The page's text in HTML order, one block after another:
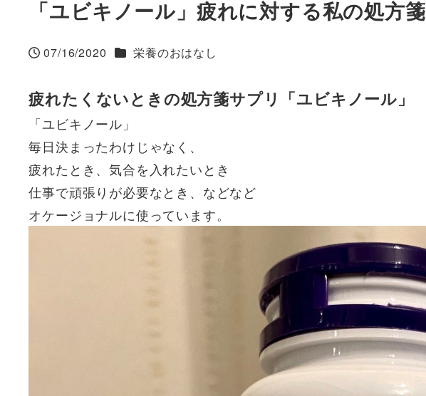
「ユビキノール」疲れに対する私の処方箋
投稿日
07/16/2020 カテゴリー
栄養のおはなし
疲れたくないときの処方箋サプリ「ユビキノール」
「ユビキノール」
毎日決まったわけじゃなく、
疲れたとき、気合を入れたいとき
仕事で頑張りが必要なとき、などなど
オケージョナルに使っています。